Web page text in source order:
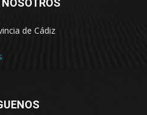
NOSOTROS
de Cádiz